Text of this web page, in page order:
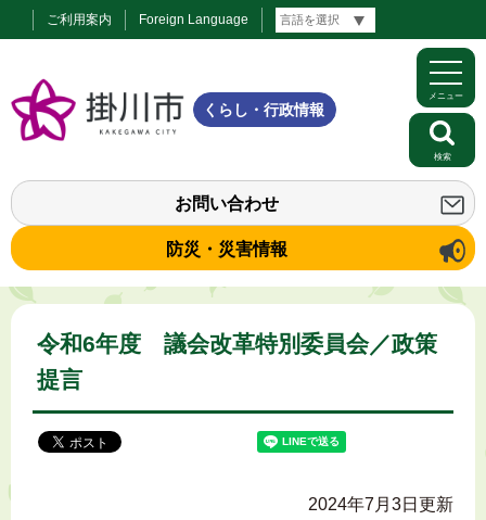
ご利用案内 Foreign Language
くらし・行政情報
お問い合わせ
防災・災害情報
メニュー
検索
令和6年度 議会改革特別委員会／政策
提言
2024年7月3日更新